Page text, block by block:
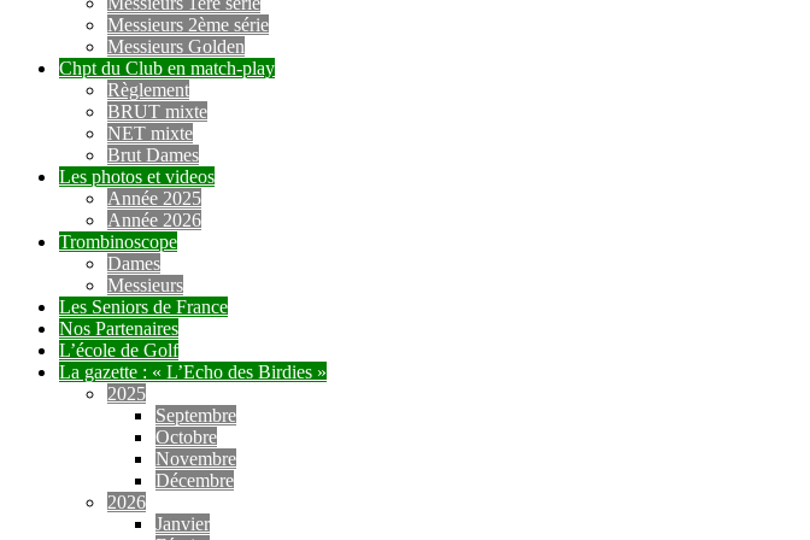
Messieurs 2ème série
Messieurs Golden
Chpt du Club en match-play
Règlement
BRUT mixte
NET mixte
Brut Dames
Les photos et videos
Année 2025
Année 2026
Trombinoscope
Dames
Messieurs
Les Seniors de France
Nos Partenaires
L’école de Golf
La gazette : « L’Echo des Birdies »
2025
Septembre
Octobre
Novembre
Décembre
2026
Janvier